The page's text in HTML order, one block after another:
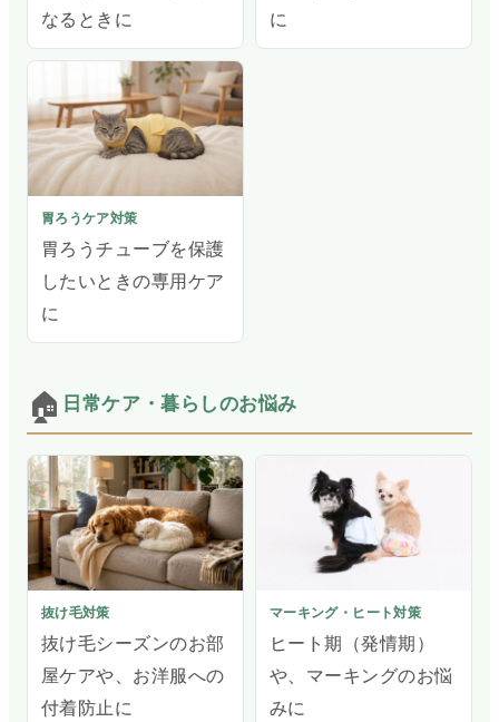
なるときに
に
胃ろうケア対策
胃ろうチューブを保護
したいときの専用ケア
に
🏠 日常ケア・暮らしのお悩み
抜け毛対策
抜け毛シーズンのお部
屋ケアや、お洋服への
付着防止に
マーキング・ヒート対策
ヒート期（発情期）
や、マーキングのお悩
みに